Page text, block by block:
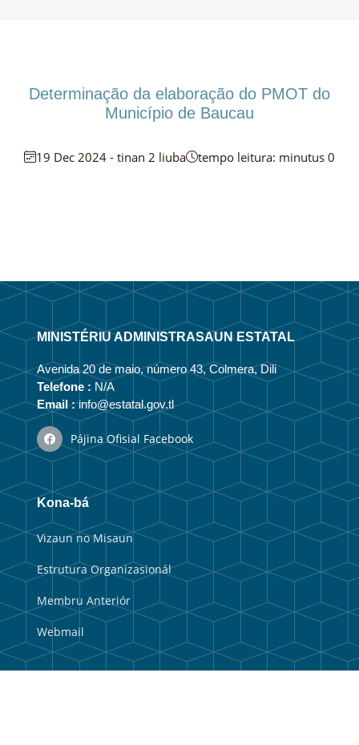
Determinação da elaboração do PMOT do
Município de Baucau
19 Dec 2024 - tinan 2 liuba tempo leitura: minutus 0
MINISTÉRIU ADMINISTRASAUN ESTATAL
Avenida 20 de maio, número 43, Colmera, Dili
Telefone : N/A
Email :info@estatal.gov.tl
Pájina Ofisial Facebook
Kona-bá
Vizaun no Misaun
Estrutura Organizasionál
Membru Anteriór
Webmail